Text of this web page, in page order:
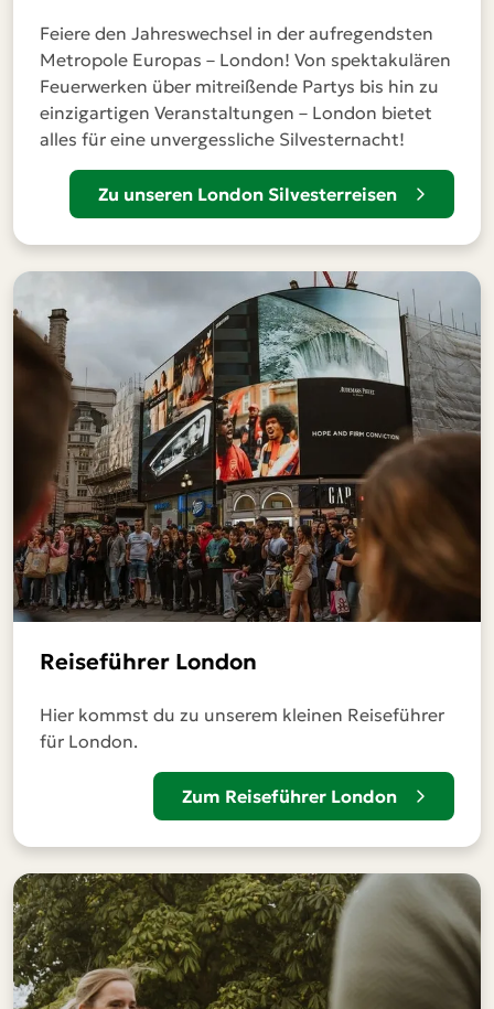
Feiere den Jahreswechsel in der aufregendsten
Metropole Europas – London! Von spektakulären
Feuerwerken über mitreißende Partys bis hin zu
einzigartigen Veranstaltungen – London bietet
alles für eine unvergessliche Silvesternacht!
Zu unseren London Silvesterreisen
Reiseführer London
Hier kommst du zu unserem kleinen Reiseführer
für London.
Zum Reiseführer London